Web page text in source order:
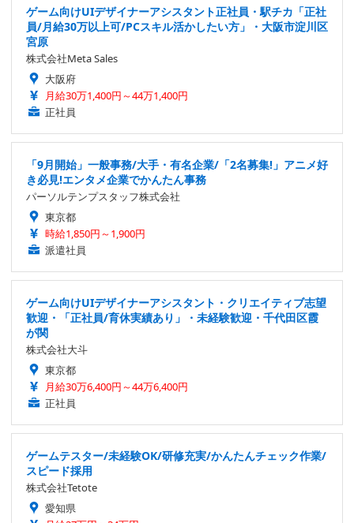
ゲーム向けUIデザイナーアシスタント正社員・駅チカ「正社
員/月給30万以上可/PCスキル活かしたい方」・大阪市淀川区
宮原
株式会社Meta Sales
大阪府
月給30万1,400円～44万1,400円
正社員
「9月開始」一般事務/大手・有名企業/「2名募集!」アニメ好
き必見!エンタメ企業でかんたん事務
パーソルテンプスタッフ株式会社
東京都
時給1,850円～1,900円
派遣社員
ゲーム向けUIデザイナーアシスタント・クリエイティブ志望
歓迎・「正社員/育休実績あり」・未経験歓迎・千代田区霞
が関
株式会社大斗
東京都
月給30万6,400円～44万6,400円
正社員
ゲームテスター/未経験OK/研修充実/かんたんチェック作業/
スピード採用
株式会社Tetote
愛知県